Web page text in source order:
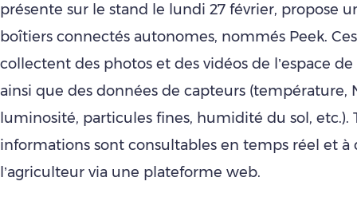
présente sur le stand le lundi 27 février, propose
boîtiers connectés autonomes, nommés Peek.
collectent des photos et des vidéos de l’espace
ainsi que des données de capteurs (température,
luminosité, particules fines, humidité du sol, etc.).
informations sont consultables en temps réel et à
l’agriculteur via une plateforme web.